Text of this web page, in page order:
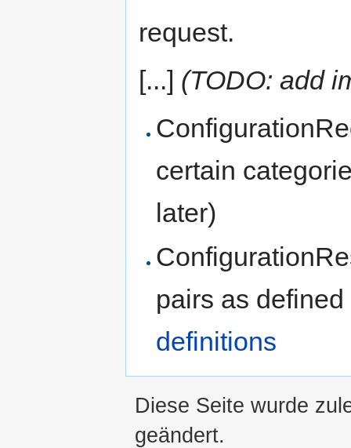
request.
[...] (TODO: add
certain
later)
pairs as
definitions
Diese Seite wurde
geändert.